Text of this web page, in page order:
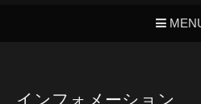
インフォメーション